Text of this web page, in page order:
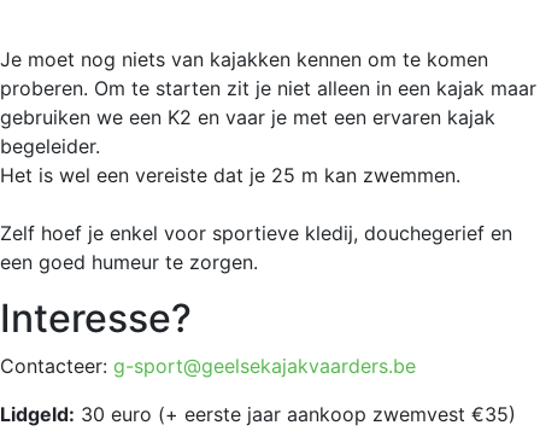
Je moet nog niets van kajakken kennen om te komen
proberen. Om te starten zit je niet alleen in een kajak maar
gebruiken we een K2 en vaar je met een ervaren kajak
begeleider.
Het is wel een vereiste dat je 25 m kan zwemmen.
Zelf hoef je enkel voor sportieve kledij, douchegerief en
een goed humeur te zorgen.
Interesse?
Contacteer: g-sport@geelsekajakvaarders.be
Lidgeld: 30 euro (+ eerste jaar aankoop zwemvest €35)